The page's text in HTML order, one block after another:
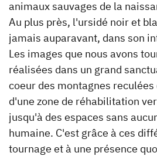
animaux sauvages de la
Au plus près, l'ursidé noir et
jamais auparavant, dans son
Les images que nous avons
réalisées dans un grand
coeur des montagnes reculées
d'une zone de réhabilitation
jusqu'à des espaces sans
humaine. C'est grâce à ces
tournage et à une présence